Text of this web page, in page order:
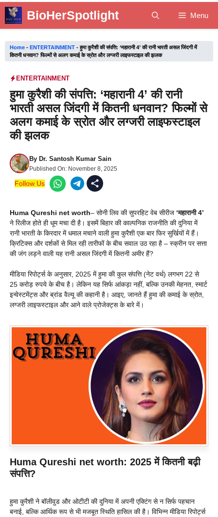
Skip
BioHerSpotlight Menu
Home - ENTERTAINMENT -हुमा कुरैशी की संपत्ति: ‘महारानी 4’ की रानी भारती असल जिंदगी में
कितनी धनवान? फिल्मों से अलग कमाई के स्रोत और लग्जरी लाइफस्टाइल की झलक
ENTERTAINMENT
हुमा कुरैशी की संपत्ति: ‘महारानी 4’ की रानी
भारती असल जिंदगी में कितनी धनवान? फिल्मों से
अलग कमाई के स्रोत और लग्जरी लाइफस्टाइल
की झलक
By Dr. Santosh Kumar Sain
Published On: November 8, 2025
Follow Us
Huma Qureshi net worth– सोनी लिव की सुपरहिट वेब सीरीज ‘महारानी 4’
ने रिलीज होते ही धूम मचा दी है। इसमें बिहार की काल्पनिक राजनीति की दुनिया में
रानी भारती के किरदार में धमाल मचाने वाली हुमा कुरैशी एक बार फिर सुर्खियों में हैं।
क्रिटिक्स और दर्शकों से मिल रही तारीफों के बीच सवाल उठ रहा है – स्क्रीन पर सत्ता
की जंग लड़ने वाली यह रानी असल जिंदगी में कितनी अमीर हैं?
मीडिया रिपोर्ट्स के अनुसार, 2025 में हुमा की कुल संपत्ति (नेट वर्थ) लगभग 22 से
25 करोड़ रुपये के बीच है। लेकिन यह सिर्फ आंकड़ा नहीं, बल्कि उनकी मेहनत, स्मार्ट
इन्वेस्टमेंट्स और ब्रांड वैल्यू की कहानी है। आइए, जानते हैं हुमा की कमाई के स्रोत,
लग्जरी लाइफस्टाइल और आने वाले प्रोजेक्ट्स के बारे में।
Huma Qureshi net worth: 2025 में कितनी बढ़ी
संपत्ति?
हुमा कुरैशी ने बॉलीवुड और ओटीटी की दुनिया में अपनी एक्टिंग से न सिर्फ पहचान
बनाई, बल्कि आर्थिक रूप से भी मजबूत स्थिति हासिल की है। विभिन्न मीडिया रिपोर्ट्स